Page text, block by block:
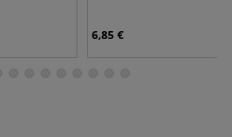
6,85 €